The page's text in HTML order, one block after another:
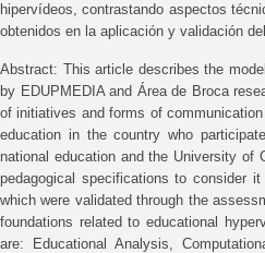
hipervídeos, contrastando aspectos
obtenidos en la aplicación y validación
Abstract: This article describes the
by EDUPMEDIA and Área de Broca
of initiatives and forms of
education in the country who
national education and the University of
pedagogical specifications to consider
which were validated through the
foundations related to educational
are: Educational Analysis,